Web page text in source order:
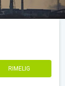
RIMELIG